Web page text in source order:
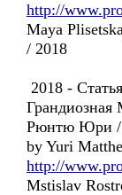
http://
Maya
/ 2018
2018 -
Грандиозная
Рюнтю Юри /
by Yuri
http://
Mstislav